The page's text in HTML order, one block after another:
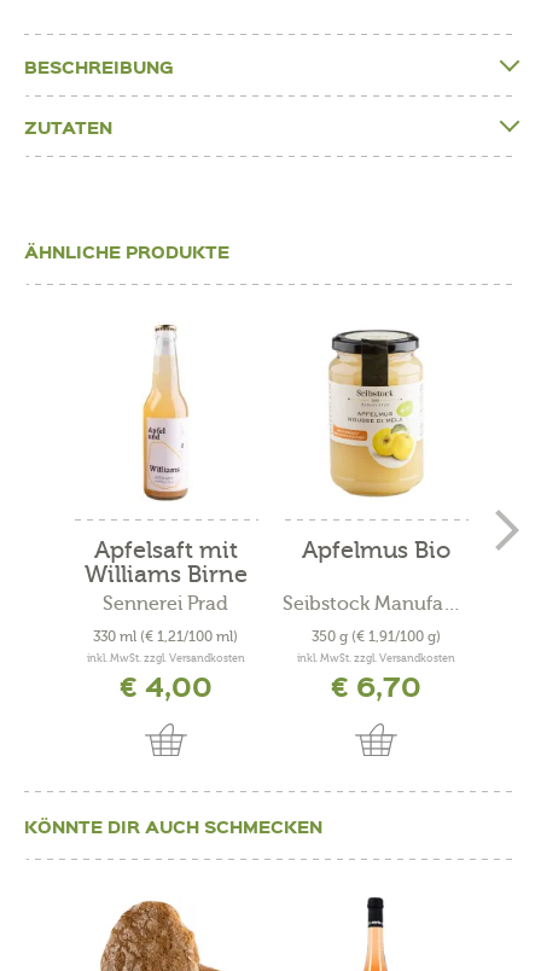
BESCHREIBUNG
ZUTATEN
ÄHNLICHE PRODUKTE
Apfelsaft mit
Williams Birne
Sennerei Prad
330 ml (€ 1,21/100 ml)
inkl. MwSt. zzgl. Versandkosten
€ 4,00
Apfelmus Bio
Seibstock Manufaktur
350 g (€ 1,91/100 g)
inkl. MwSt. zzgl. Versandkosten
€ 6,70
KÖNNTE DIR AUCH SCHMECKEN